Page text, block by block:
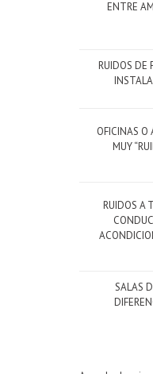
ENTRE
RUIDOS DE
OFICINAS O
MUY
RUIDOS A
SALAS